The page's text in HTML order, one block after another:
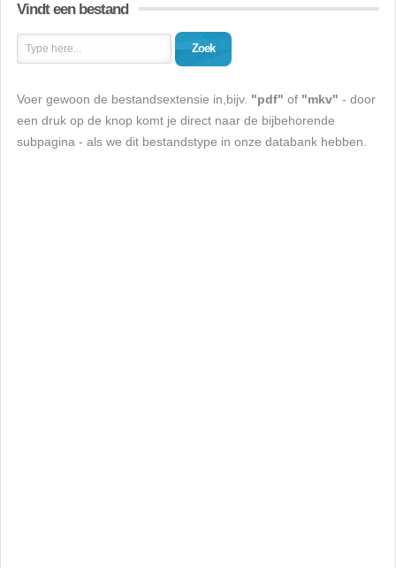
Vindt een bestand
Zoek
Voer gewoon de bestandsextensie in,bijv. "pdf" of "mkv" - door
een druk op de knop komt je direct naar de bijbehorende
subpagina - als we dit bestandstype in onze databank hebben.